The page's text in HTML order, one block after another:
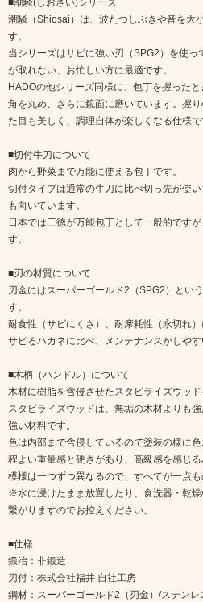
■潮騒(しおさい)シリーズ
潮騒（Shiosai）は、波たつしぶきや音を大
す。
当シリーズはサビに強い刃（SPG2）を使っ
が取れない、お忙しい方に最適です。
HADOの他シリーズ同様に、包丁を握った
角を丸め、さらに鏡面に磨いています。握
た目も美しく、調理自体が楽しくなる仕様で
■切付牛刀について
肉から野菜まで万能に使える包丁です。
切付タイプは通常の牛刀に比べ切っ先が使
も向いています。
日本では三徳が万能包丁として一般的です
す。
■刃の材質について
刃金にはスーパーゴールド2（SPG2）とい
す。
耐食性（サビにくさ）、耐摩耗性（永切れ）
サビるハガネに比べ、メンテナンスがしやす
■木柄（ハンドル）について
木材に樹脂を含侵させたスタビライズウッド
スタビライズウッドは、無垢の木材よりも
強い材料です。
色は内部まで含侵しているので塗装の様に色
程よい重量感と硬さがあり、高級感を感じる
模様は一つずつ異なるので、すべてが一点も
※水に浸けたまま放置したり、食洗器・乾
繋がりますのでお控えください。
■仕様
鍛冶：非鍛造
刃付：株式会社福井 自社工房
鋼材：スーパーゴールド2（刃金）/ステンレ